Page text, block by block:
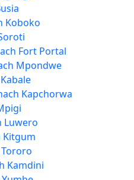
Koboko
Fort Portal
Mpondwe
Kapchorwa
Luwero
Kitgum
Kamdini